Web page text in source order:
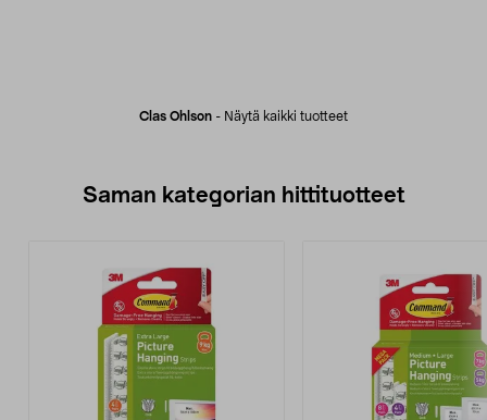
Clas Ohlson - Näytä kaikki tuotteet
Saman kategorian hittituotteet